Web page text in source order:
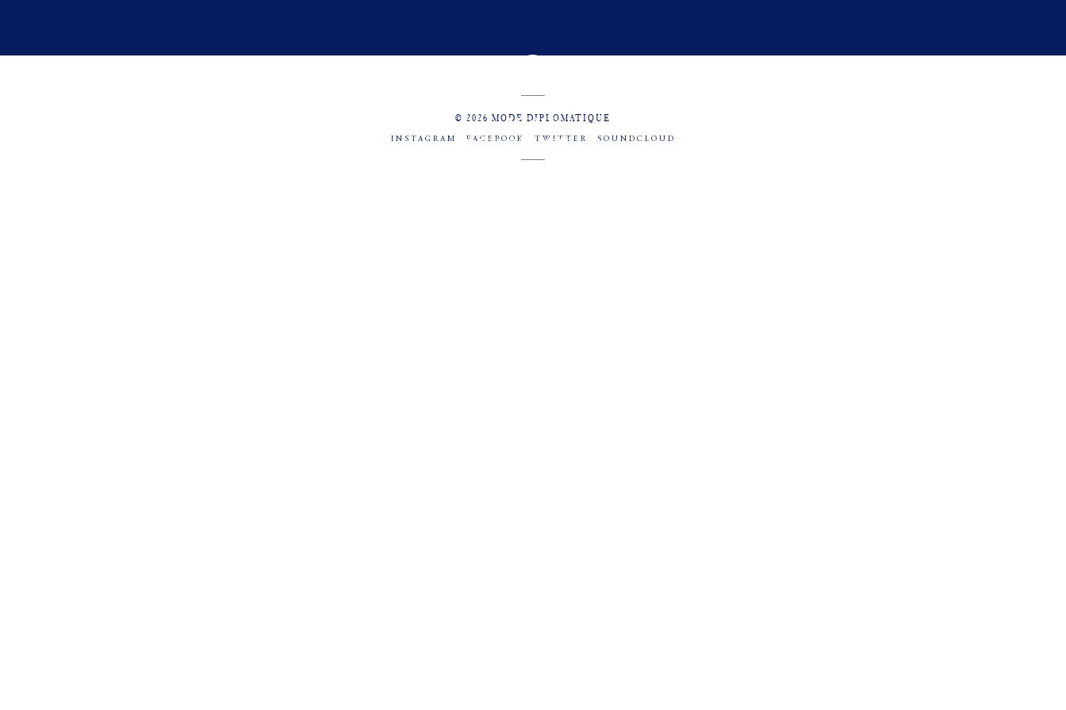
© 2026 MODE DIPLOMATIQUE
INSTAGRAM FACEBOOK TWITTER SOUNDCLOUD